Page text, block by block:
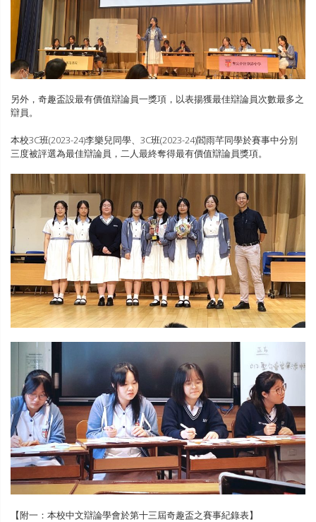
另外，奇趣盃設最有價值辯論員一獎項，以表揚獲最佳辯論員次數最多之
辯員。
本校3C班(2023-24)李樂兒同學、3C班(2023-24)閻雨芊同學於賽事中分別
三度被評選為最佳辯論員，二人最終奪得最有價值辯論員獎項。
【附一：本校中文辯論學會於第十三屆奇趣盃之賽事紀錄表】